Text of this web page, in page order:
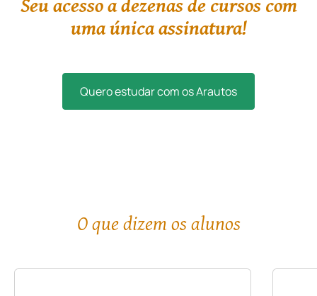
uma única assinatura!
Quero estudar com os Arautos
O que dizem os alunos